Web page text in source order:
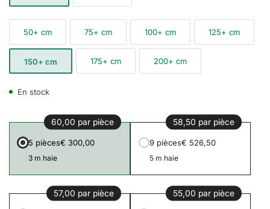
50+ cm 75+ cm 100+ cm 125+ cm
150+ cm 175+ cm 200+ cm
En stock
60,00 par pièce
5 pièces€ 300,00
3 m haie
58,50 par pièce
9 pièces€ 526,50
5 m haie
57,00 par pièce 55,00 par pièce